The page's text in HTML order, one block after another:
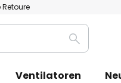
Suche
Ventilatoren